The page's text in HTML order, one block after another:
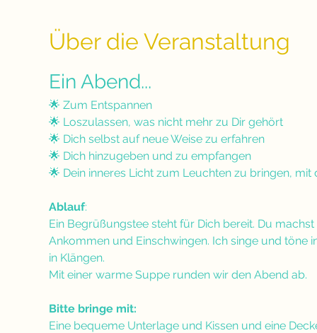
Über die Veranstaltung
Ein Abend...
🌟 Zum Entspannen
🌟 Loszulassen, was nicht mehr zu Dir gehört
🌟 Dich selbst auf neue Weise zu erfahren
🌟 Dich hinzugeben und zu empfangen
🌟 Dein inneres Licht zum Leuchten zu bringen,
Ablauf:
Ein Begrüßungstee steht für Dich bereit. Du
Ankommen und Einschwingen. Ich singe und töne
in Klängen.
Mit einer warme Suppe runden wir den Abend ab.
Bitte bringe mit:
Eine bequeme Unterlage und Kissen und eine